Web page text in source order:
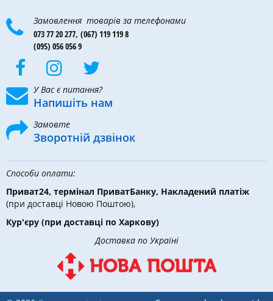
Замовлення товарів за телефонами
073 77 20 277, (067) 119 119 8
(095) 056 056 9
У Вас є питання?
Напишіть нам
Замовте
Зворотній дзвінок
Способи оплати:
Приват24, термінал ПриватБанку, Накладений платіж
(при доставці Новою Поштою),
Кур'єру (при доставці по Харкову)
Доставка по Україні